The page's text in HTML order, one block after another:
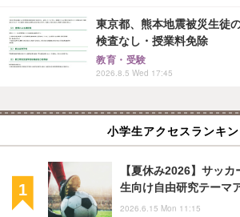
東京都、熊本地震被災生徒
検査なし・授業料免除
教育・受験
2026.8.5 Wed 17:45
小学生アクセスランキ
【夏休み2026】サッ
生向け自由研究テーマ
2026.6.15 Mon 11:15